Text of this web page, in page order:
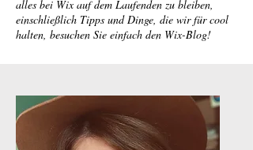
alles bei Wix auf dem Laufenden zu bleiben,
einschließlich Tipps und Dinge, die wir für cool
halten, besuchen Sie einfach den Wix-Blog!